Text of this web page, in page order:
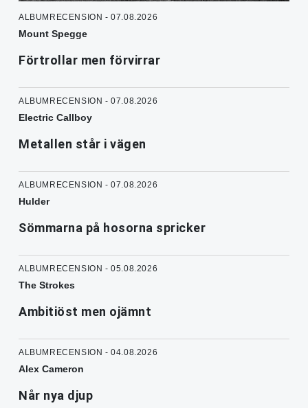
ALBUMRECENSION - 07.08.2026
Mount Spegge
Förtrollar men förvirrar
ALBUMRECENSION - 07.08.2026
Electric Callboy
Metallen står i vägen
ALBUMRECENSION - 07.08.2026
Hulder
Sömmarna på hosorna spricker
ALBUMRECENSION - 05.08.2026
The Strokes
Ambitiöst men ojämnt
ALBUMRECENSION - 04.08.2026
Alex Cameron
Når nya djup